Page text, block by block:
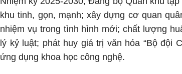
khu tinh, gọn, mạnh; xây dựng cơ quan
nhiệm vụ trong tình hình mới; chất lượng
lý kỷ luật; phát huy giá trị văn hóa “Bộ đội
ứng dụng khoa học công nghệ.